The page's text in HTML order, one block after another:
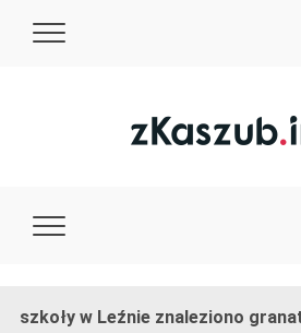
szkoły w Leźnie znaleziono granat!